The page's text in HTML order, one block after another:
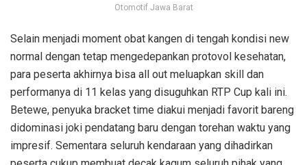
Otomotif Jawa Barat
Selain menjadi moment obat kangen di tengah kondisi new
normal dengan tetap mengedepankan protovol kesehatan,
para peserta akhirnya bisa all out meluapkan skill dan
performanya di 11 kelas yang disuguhkan RTP Cup kali ini.
Betewe, penyuka bracket time diakui menjadi favorit bareng
didominasi joki pendatang baru dengan torehan waktu yang
impresif. Sementara seluruh kendaraan yang dihadirkan